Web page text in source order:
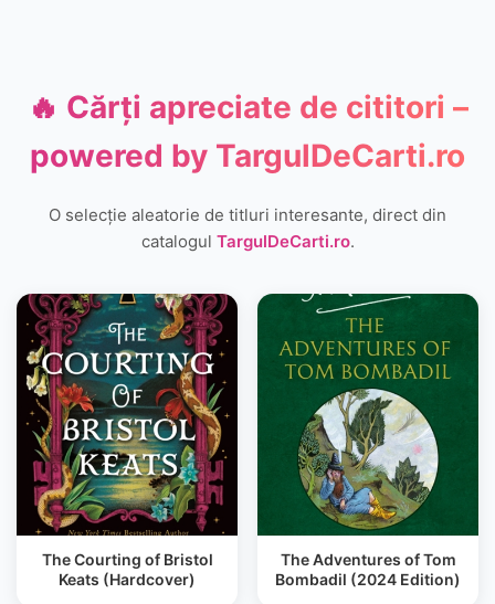
🔥 Cărți apreciate de cititori –
powered by TargulDeCarti.ro
O selecție aleatorie de titluri interesante, direct din
catalogul TargulDeCarti.ro.
The Courting of Bristol
Keats (Hardcover)
The Adventures of Tom
Bombadil (2024 Edition)